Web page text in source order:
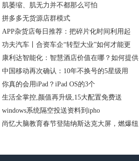
肌萎缩、肌无力并不都那么可怕
拼多多无货源店群模式
APP杂货店每日推荐：把碎片化时间利用起
功夫汽车丨合资车企“转型大业”如何才能更
康利达智能化：智慧酒店价值在哪？如何提供
中国移动再次确认：10年不换号的5星级用
你真的会用iPad？iPad OS的3个
生活全掌控,颜值再升级,15大配置免费送
windows系统隔空投送资料到ipho
尚忆大脑教育春节登陆纳斯达克大屏，燃爆纽